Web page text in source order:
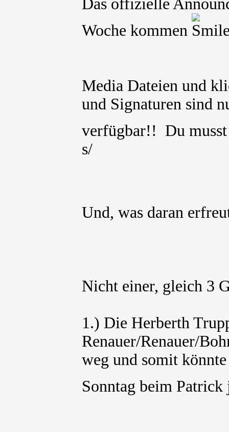
Das offizielle
Woche kommen
Media Dateien und
und Signaturen sind
verfügbar!! Du
s/
Und, was daran
Nicht einer, gleich 3
1.) Die Herberth
Renauer/Renauer/
weg und somit
Sonntag beim